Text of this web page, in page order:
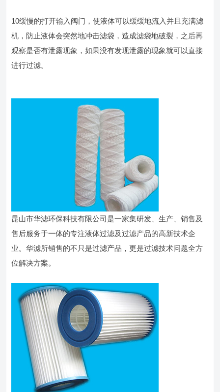
10缓慢的打开输入阀门，使液体可以缓缓地流入并且充满滤
机，防止液体会突然地冲击滤袋，造成滤袋地破裂，之后再
观察是否有泄露现象，如果没有发现泄露的现象就可以直接
进行过滤。
昆山市华滤环保科技有限公司是一家集研发、生产、销售及
售后服务于一体的专注液体过滤及过滤产品的高新技术企
业。华滤所销售的不只是过滤产品，更是过滤技术问题全方
位解决方案。